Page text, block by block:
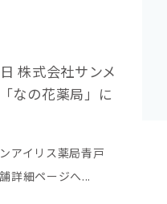
株式会社サンメ
なの花薬局」に
アイリス薬局青戸
詳細ページへ...